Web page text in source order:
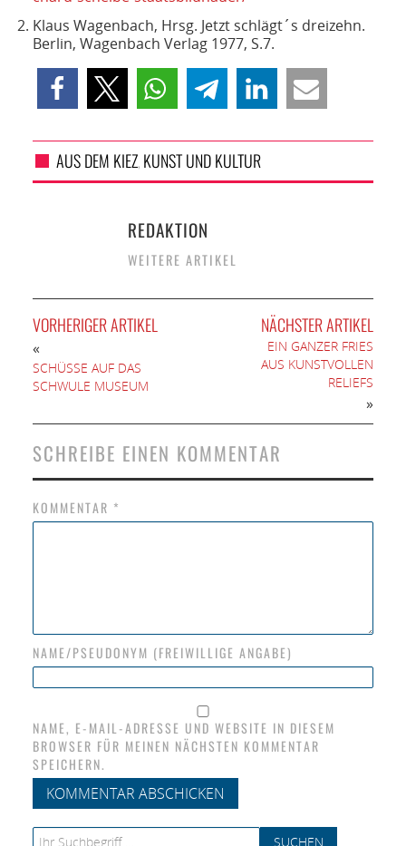
Klaus Wagenbach, Hrsg. Jetzt schlägt´s dreizehn.
Berlin, Wagenbach Verlag 1977, S.7.
AUS DEM KIEZ, KUNST UND KULTUR
REDAKTION
WEITERE ARTIKEL
VORHERIGER ARTIKEL
«
SCHÜSSE AUF DAS
SCHWULE MUSEUM
NÄCHSTER ARTIKEL
EIN GANZER FRIES
AUS KUNSTVOLLEN
RELIEFS
»
SCHREIBE EINEN KOMMENTAR
KOMMENTAR *
NAME/PSEUDONYM (FREIWILLIGE ANGABE)
NAME, E-MAIL-ADRESSE UND WEBSITE IN DIESEM
BROWSER FÜR MEINEN NÄCHSTEN KOMMENTAR
SPEICHERN.
Search for: